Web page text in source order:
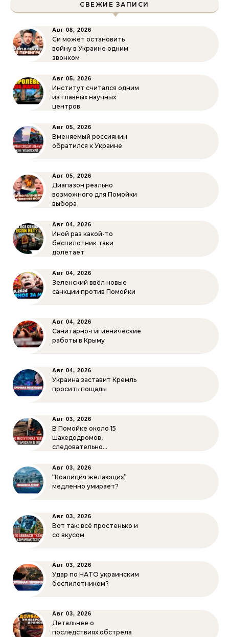
СВЕЖИЕ ЗАПИСИ
Авг 08, 2026
Си может остановить
войну в Украине одним
звонком
Авг 05, 2026
Институт считался одним
из главных научных
центров
Авг 05, 2026
Вменяемый россиянин
обратился к Украине
Авг 05, 2026
Диапазон реально
возможного для Помойки
выбора
Авг 04, 2026
Иной раз какой-то
беспилотник таки
долетает
Авг 04, 2026
Зеленский ввёл новые
санкции против Помойки
Авг 04, 2026
Санитарно-гигиенические
работы в Крыму
Авг 04, 2026
Украина заставит Кремль
просить пощады
Авг 03, 2026
В Помойке около 15
шахедодромов,
следовательно…
Авг 03, 2026
“Коалиция желающих”
медленно умирает?
Авг 03, 2026
Вот так: всё простенько и
со вкусом
Авг 03, 2026
Удар по НАТО украинским
беспилотником?
Авг 03, 2026
Детальнее о
последствиях обстрела